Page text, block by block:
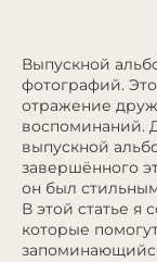
Выпускной
фотографий.
отражение
воспоминаний.
выпускной
завершённого
он был
В этой статье я
которые